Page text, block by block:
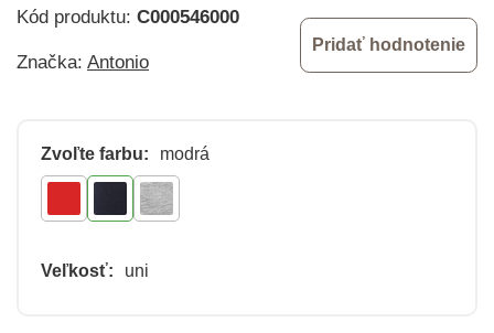
Kód produktu: C000546000
Značka: Antonio
Pridať hodnotenie
Zvoľte farbu: modrá
Veľkosť: uni